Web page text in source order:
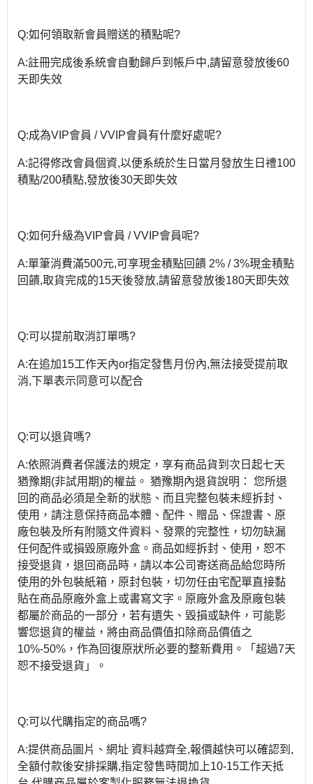
Q:如何領取新會員贈送的積點呢?
A:註冊完成後系統會自動歸戶到帳戶中,請留意發放後60
天即失效
Q:成為VIP會員 / VVIP會員有什麼好處呢?
A:記得修改會員個資,以便系統於生日當月發放生日禮100
積點/200積點,發放後30天即失效
Q:如何升級為VIP會員 / VVIP會員呢?
A:單筆消費滿500元,可享現金積點回饋 2% / 3%現金積點
回饋,取貨完成的15天後發放,請留意發放後180天即失效
Q:可以提前取消訂單嗎?
A:在追加15工作天內or指定發售月份內,無法接受提前取
消,下單表示同意可以配合
Q:可以退貨嗎?
A:依照消費者保護法的規定，享有商品貨到次日起七天
猶豫期(非試用期)的權益。 猶豫期內退貨說明： 您所退
回的商品必須是全新的狀態、而且完整包裝未經拆封、
使用，請注意保持商品本體、配件、贈品、保證書、原
廠包裝及所有附隨文件資料、發票的完整性，切勿缺漏
任何配件或損毀原廠外盒。商品如經拆封、使用，恕不
接受退貨，退回商品時，請以本公司寄送商品給您時所
使用的外包裝紙箱，原封包裝，切勿任由宅配單直接黏
貼在商品原廠外盒上或書寫文字。原廠外盒及原廠包裝
都屬於商品的一部分，若有遺失、毀損或缺件，可能影
響您退貨的權益，將由商品價值扣除商品價值之
10%-50%，作為回復原狀所必要的整新費用。「超過7天
恕不接受退貨」。
Q:可以代購指定的商品嗎?
A:提供商品圖片、網址 資料越齊全,報價越快可以確認到,
全額付款後安排採購,指定發售時間加上10-15工作天抵